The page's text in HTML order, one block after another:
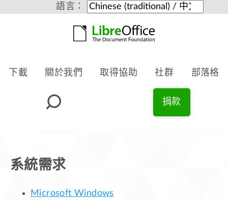
語言：
下載 關於我們 取得協助 社群 部落格
捐款
系統需求
Microsoft Windows